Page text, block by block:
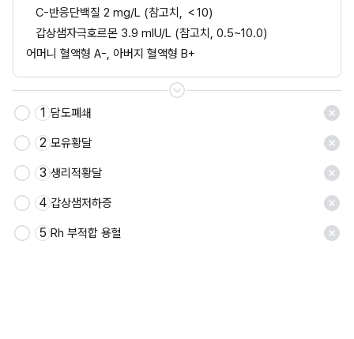
C-반응단백질 2 mg/L (참고치, ＜10)
갑상샘자극호르몬 3.9 mIU/L (참고치, 0.5~10.0)
어머니 혈액형 A-, 아버지 혈액형 B+
1 담도폐쇄
2 모유황달
3 생리적황달
4 갑상샘저하증
5 Rh 부적합 용혈